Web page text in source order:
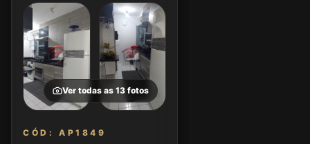
Ver todas as 13 fotos
CÓD: AP1849